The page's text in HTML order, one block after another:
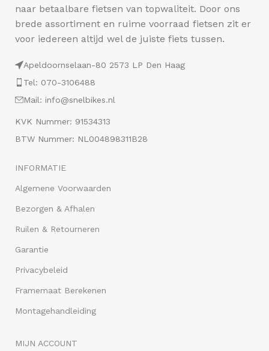
naar betaalbare fietsen van topwaliteit. Door ons
brede assortiment en ruime voorraad fietsen zit er
voor iedereen altijd wel de juiste fiets tussen.
Apeldoornselaan-80 2573 LP Den Haag
Tel: 070-3106488
Mail: info@snelbikes.nl
KVK Nummer: 91534313
BTW Nummer: NL004898311B28
INFORMATIE
Algemene Voorwaarden
Bezorgen & Afhalen
Ruilen & Retourneren
Garantie
Privacybeleid
Framemaat Berekenen
Montagehandleiding
MIJN ACCOUNT